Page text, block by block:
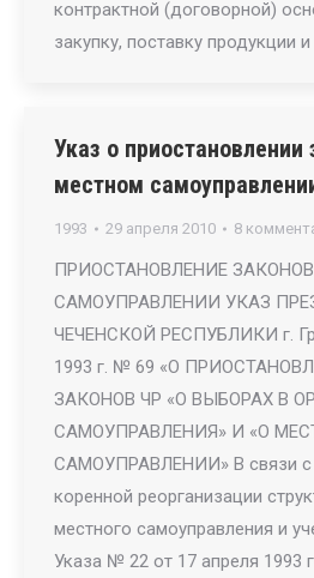
контрактной (договорной)
закупку, поставку продукции
Указ о приостановлении
местном
1993 29 апреля 2010 8
ПРИОСТАНОВЛЕНИЕ
САМОУПРАВЛЕНИИ УКАЗ
ЧЕЧЕНСКОЙ РЕСПУБЛИКИ г.
1993 г. № 69 «О
ЗАКОНОВ ЧР «О ВЫБОРАХ В
САМОУПРАВЛЕНИЯ» И «О
САМОУПРАВЛЕНИИ» В связи с
коренной реорганизации
местного самоуправления и
Указа № 22 от 17 апреля 1993